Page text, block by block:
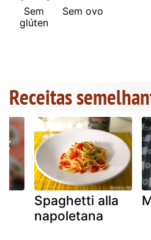
Sem
glúten
Sem ovo
Receitas
Spaghetti alla
napoletana